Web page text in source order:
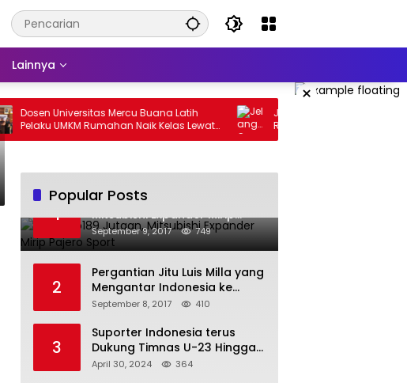
Lainnya
×
Dosen Universitas Mercu Buana Latih
Pelaku UMKM Rumahan Naik Kelas Lewat
Kemasan dan Pemasaran Digital
Jelang Operasional LRT
Rahimun M. Said Dorong
Bentuk Jakarta Economic
Popular Posts
1
Harga Rp189 Jutaan,
Mitsubishi Expander Mirip
Pajero Sport
September 9, 2017 749
2
Pergantian Jitu Luis Milla yang
Mengantar Indonesia ke
Semifinal
September 8, 2017 410
3
Suporter Indonesia terus
Dukung Timnas U-23 Hingga
Tembus Olimpiade Paris
April 30, 2024 364